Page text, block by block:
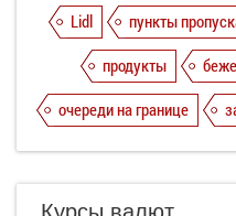
Lidl
пункты
продукты
очереди на границе
Курсы валют